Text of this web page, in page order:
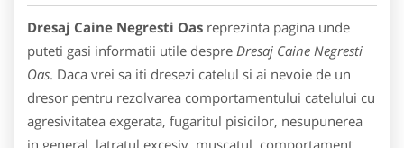
Dresaj Caine Negresti Oas reprezinta pagina unde
puteti gasi informatii utile despre Dresaj Caine Negresti
Oas. Daca vrei sa iti dresezi catelul si ai nevoie de un
dresor pentru rezolvarea comportamentului catelului cu
agresivitatea exgerata, fugaritul pisicilor, nesupunerea
in general, latratul excesiv, muscatul, comportament